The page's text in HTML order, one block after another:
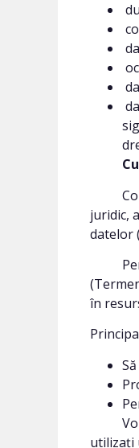
Cum
juridic,
datelor
în
Vom
utilizați